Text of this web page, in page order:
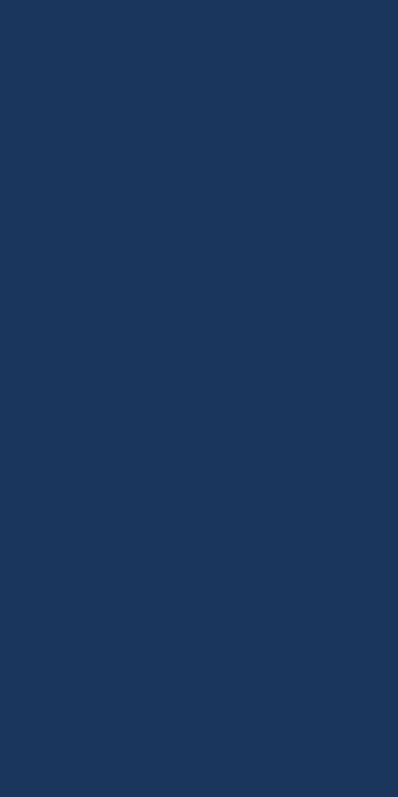
kraju i za granicą, które prowadzą takie badania lub są
W obszarze zainteresowania Centrum znajdują się
rozumianych naukach przyrodniczych, społecznych,
organizowanie, koordynowanie i realizowanie
stymulowanie nowych kierunków badań w
organizacja interdyscyplinarnych seminariów i
organizowanie, prowadzenie i wspomaganie
organizowanie zespołów badawczych do
organizowanie zespołów badawczych, których
współpracy z ośrodkami naukowymi i podmiotami
organizowanie konferencji i warsztatów naukowych
współpracę z podmiotami publicznymi i
Działalnością Centrum kieruje Kierownik Centrum,
Dyrektor Instytutu Matematycznego PAN na wniosek